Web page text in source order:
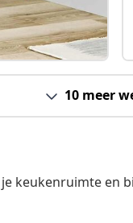
10 meer
keukenruimte en